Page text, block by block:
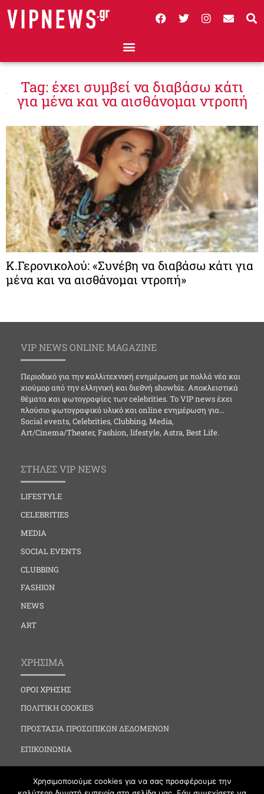
Tag: έχει συμβεί να διαβάσω κάτι
για μένα και να αισθάνομαι ντροπή
Κ.Γερονικολού: «Συνέβη να διαβάσω κάτι για
μένα και να αισθάνομαι ντροπή»
VIP NEWS ONLINE MAGAZINE
Περιοδικό για την καλλιτεχνική ενημέρωση με πολλά νέα και
χιούμορ από την ελληνική και διεθνή showbiz. Αποκλειστικά
θέματα και φωτογραφίες των celebrities. Το VIP news έχει
πλούσιο φωτογραφικό υλικό και online ενημέρωση για…
Social events, Celebrities, Clubbing, Media,
Art/Cinema/Theater, Fashion, lifestyle, Astra, Best Life.
ΣΤΗΛΕΣ VIP NEWS
LIFESTYLE
CELEBRITIES
MEDIA
SOCIAL EVENTS
CLUBBING
FASHION
NEWS
ART
ΧΡΗΣΙΜΑ
ΟΡΟΙ ΧΡΗΣΗΣ
ΠΟΛΙΤΙΚΗ COOKIES
ΠΡΟΣΤΑΣΙΑ ΠΡΟΣΩΠΙΚΩΝ ΔΕΔΟΜΕΝΩΝ
ΕΠΙΚΟΙΝΩΝΙΑ
Χρησιμοποιούμε cookies για να σας προσφέρουμε την